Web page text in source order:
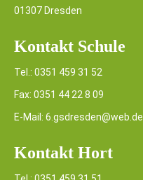
01307 Dresden
Kontakt Schule
Tel.: 0351 459 31 52
Fax: 0351 44 22 8 09
E-Mail: 6.gsdresden@web.de
Kontakt Hort